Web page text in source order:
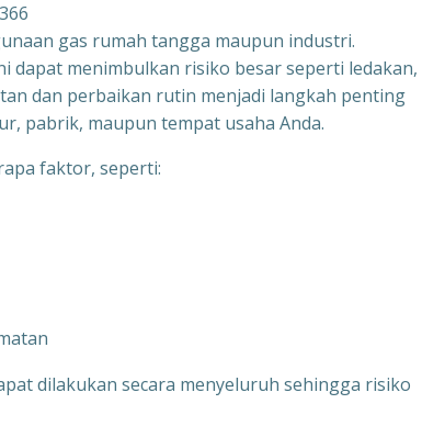
gas rumah tangga maupun industri.
dapat menimbulkan risiko besar seperti ledakan,
dan perbaikan rutin menjadi langkah penting
pabrik, maupun tempat usaha Anda.
faktor, seperti:
dilakukan secara menyeluruh sehingga risiko